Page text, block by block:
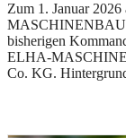
Zum 1. Januar
MASCHINENBAU
bisherigen
ELHA-
Co. KG.